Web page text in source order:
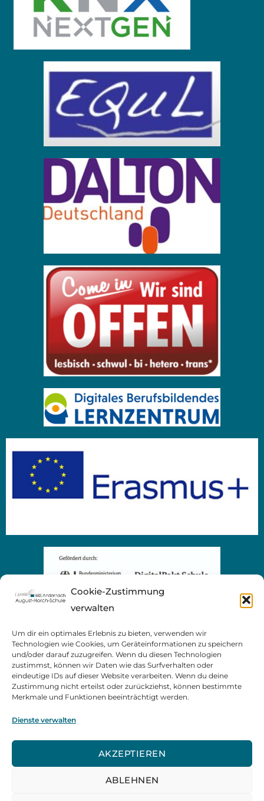
Cookie-Zustimmung
verwalten
Um dir ein optimales Erlebnis zu bieten, verwenden wir
Technologien wie Cookies, um Geräteinformationen zu speichern
und/oder darauf zuzugreifen. Wenn du diesen Technologien
zustimmst, können wir Daten wie das Surfverhalten oder
eindeutige IDs auf dieser Website verarbeiten. Wenn du deine
Zustimmung nicht erteilst oder zurückziehst, können bestimmte
Merkmale und Funktionen beeinträchtigt werden.
Dienste verwalten
AKZEPTIEREN
ABLEHNEN